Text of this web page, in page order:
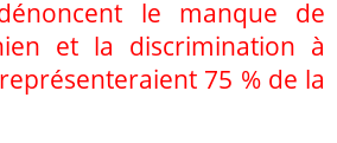
le manque de
et la discrimination à
75 % de la